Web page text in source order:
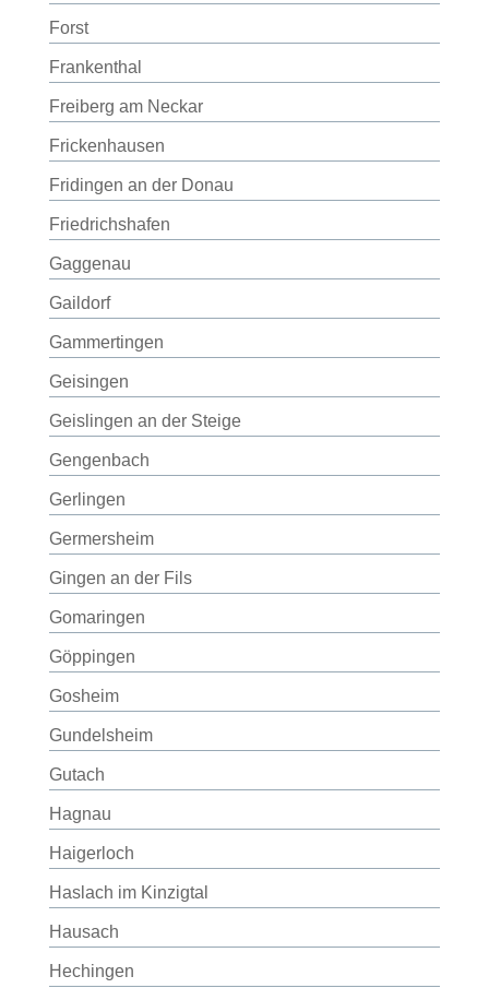
Forst
Frankenthal
Freiberg am Neckar
Frickenhausen
Fridingen an der Donau
Friedrichshafen
Gaggenau
Gaildorf
Gammertingen
Geisingen
Geislingen an der Steige
Gengenbach
Gerlingen
Germersheim
Gingen an der Fils
Gomaringen
Göppingen
Gosheim
Gundelsheim
Gutach
Hagnau
Haigerloch
Haslach im Kinzigtal
Hausach
Hechingen